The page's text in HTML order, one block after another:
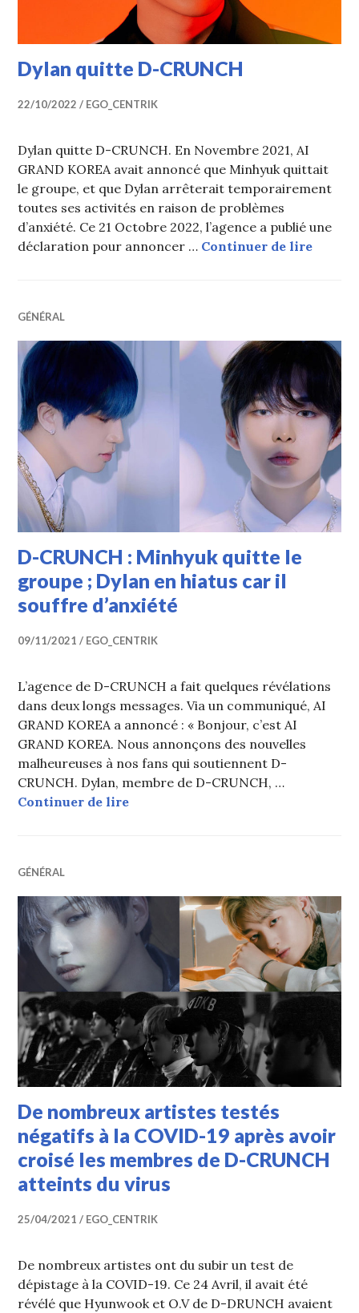
Dylan quitte D-CRUNCH
22/10/2022 EGO_CENTRIK
Dylan quitte D-CRUNCH. En Novembre 2021, AI
GRAND KOREA avait annoncé que Minhyuk quittait
le groupe, et que Dylan arrêterait temporairement
toutes ses activités en raison de problèmes
d’anxiété. Ce 21 Octobre 2022, l’agence a publié une
déclaration pour annoncer … Continuer de lireDylan
GÉNÉRAL
D-CRUNCH : Minhyuk quitte le
groupe ; Dylan en hiatus car il
souffre d’anxiété
09/11/2021 EGO_CENTRIK
L’agence de D-CRUNCH a fait quelques révélations
dans deux longs messages. Via un communiqué, AI
GRAND KOREA a annoncé : « Bonjour, c’est AI
GRAND KOREA. Nous annonçons des nouvelles
malheureuses à nos fans qui soutiennent D-
CRUNCH. Dylan, membre de D-CRUNCH, …
Continuer de lireD-CRUNCH : Minhyuk quitte le
GÉNÉRAL
De nombreux artistes testés
négatifs à la COVID-19 après avoir
croisé les membres de D-CRUNCH
atteints du virus
25/04/2021 EGO_CENTRIK
De nombreux artistes ont du subir un test de
dépistage à la COVID-19. Ce 24 Avril, il avait été
révélé que Hyunwook et O.V de D-DRUNCH avaient